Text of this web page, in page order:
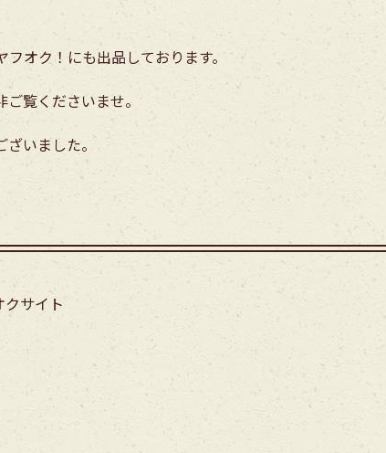
オク！にも出品しております。
覧くださいませ。
いました。
サイト